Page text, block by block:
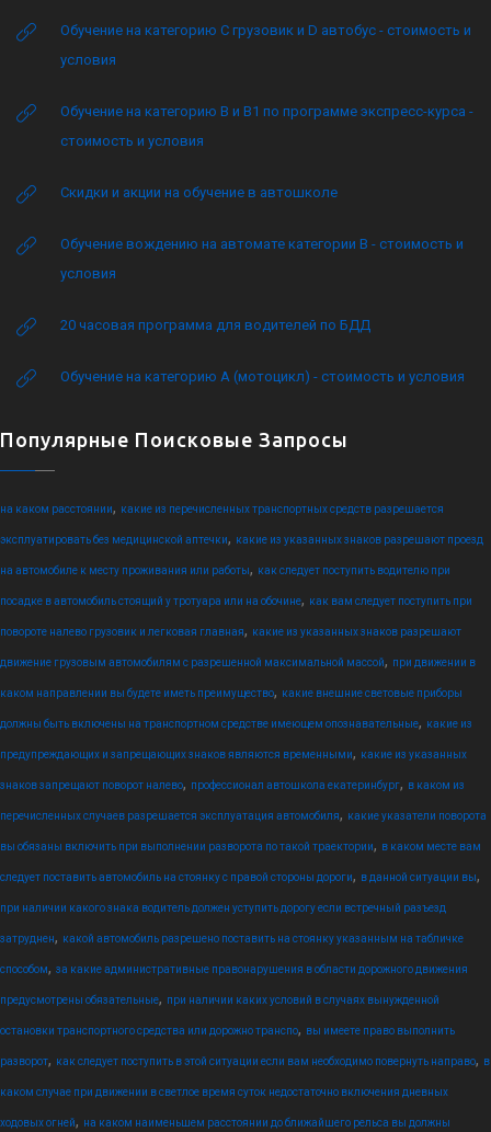
Обучение на категорию C грузовик и D автобус - стоимость и
условия
Обучение на категорию B и B1 по программе экспресс-курса -
стоимость и условия
Скидки и акции на обучение в автошколе
Обучение вождению на автомате категории B - стоимость и
условия
20 часовая программа для водителей по БДД
Обучение на категорию А (мотоцикл) - стоимость и условия
Популярные Поисковые Запросы
на каком расстоянии, какие из перечисленных транспортных средств разрешается
эксплуатировать без медицинской аптечки, какие из указанных знаков разрешают проезд
на автомобиле к месту проживания или работы, как следует поступить водителю при
посадке в автомобиль стоящий у тротуара или на обочине, как вам следует поступить при
повороте налево грузовик и легковая главная, какие из указанных знаков разрешают
движение грузовым автомобилям с разрешенной максимальной массой, при движении в
каком направлении вы будете иметь преимущество, какие внешние световые приборы
должны быть включены на транспортном средстве имеющем опознавательные, какие из
предупреждающих и запрещающих знаков являются временными, какие из указанных
знаков запрещают поворот налево, профессионал автошкола екатеринбург, в каком из
перечисленных случаев разрешается эксплуатация автомобиля, какие указатели поворота
вы обязаны включить при выполнении разворота по такой траектории, в каком месте вам
следует поставить автомобиль на стоянку с правой стороны дороги, в данной ситуации вы,
при наличии какого знака водитель должен уступить дорогу если встречный разъезд
затруднен, какой автомобиль разрешено поставить на стоянку указанным на табличке
способом, за какие административные правонарушения в области дорожного движения
предусмотрены обязательные, при наличии каких условий в случаях вынужденной
остановки транспортного средства или дорожно транспо, вы имеете право выполнить
разворот, как следует поступить в этой ситуации если вам необходимо повернуть направо, в
каком случае при движении в светлое время суток недостаточно включения дневных
ходовых огней, на каком наименьшем расстоянии до ближайшего рельса вы должны